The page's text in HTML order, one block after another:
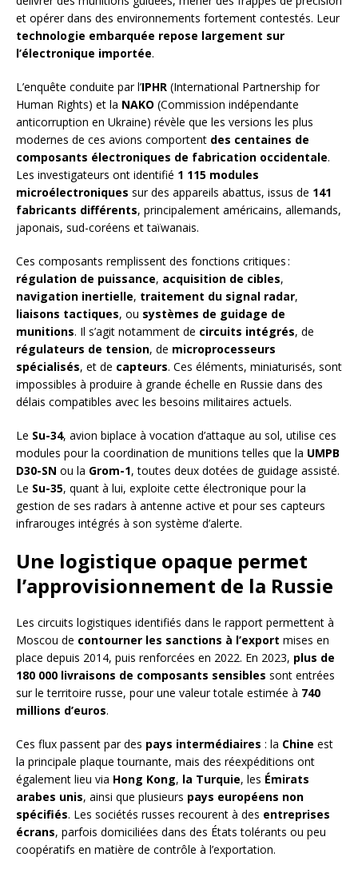
et opérer dans des environnements fortement contestés. Leur
technologie embarquée repose largement sur
l’électronique importée.
L’enquête conduite par l’IPHR (International Partnership for
Human Rights) et la NAKO (Commission indépendante
anticorruption en Ukraine) révèle que les versions les plus
modernes de ces avions comportent des centaines de
composants électroniques de fabrication occidentale.
Les investigateurs ont identifié 1 115 modules
microélectroniques sur des appareils abattus, issus de 141
fabricants différents, principalement américains, allemands,
japonais, sud-coréens et taïwanais.
Ces composants remplissent des fonctions critiques :
régulation de puissance, acquisition de cibles,
navigation inertielle, traitement du signal radar,
liaisons tactiques, ou systèmes de guidage de
munitions. Il s’agit notamment de circuits intégrés, de
régulateurs de tension, de microprocesseurs
spécialisés, et de capteurs. Ces éléments, miniaturisés, sont
impossibles à produire à grande échelle en Russie dans des
délais compatibles avec les besoins militaires actuels.
Le Su-34, avion biplace à vocation d’attaque au sol, utilise ces
modules pour la coordination de munitions telles que la UMPB
D30-SN ou la Grom-1, toutes deux dotées de guidage assisté.
Le Su-35, quant à lui, exploite cette électronique pour la
gestion de ses radars à antenne active et pour ses capteurs
infrarouges intégrés à son système d’alerte.
Une logistique opaque permet
l’approvisionnement de la Russie
Les circuits logistiques identifiés dans le rapport permettent à
Moscou de contourner les sanctions à l’export mises en
place depuis 2014, puis renforcées en 2022. En 2023, plus de
180 000 livraisons de composants sensibles sont entrées
sur le territoire russe, pour une valeur totale estimée à 740
millions d’euros.
Ces flux passent par des pays intermédiaires : la Chine est
la principale plaque tournante, mais des réexpéditions ont
également lieu via Hong Kong, la Turquie, les Émirats
arabes unis, ainsi que plusieurs pays européens non
spécifiés. Les sociétés russes recourent à des entreprises
écrans, parfois domiciliées dans des États tolérants ou peu
coopératifs en matière de contrôle à l’exportation.